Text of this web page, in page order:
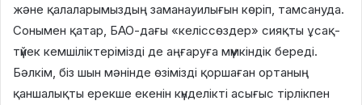
және қалаларымыздың заманауилығын көріп, тамсануда.
Сонымен қатар, БАО-дағы «келіссөздер» сияқты ұсақ-
түйек кемшіліктерімізді де аңғаруға мүмкіндік береді.
Бәлкім, біз шын мәнінде өзімізді қоршаған ортаның
қаншалықты ерекше екенін күнделікті асығыс тірлікпен